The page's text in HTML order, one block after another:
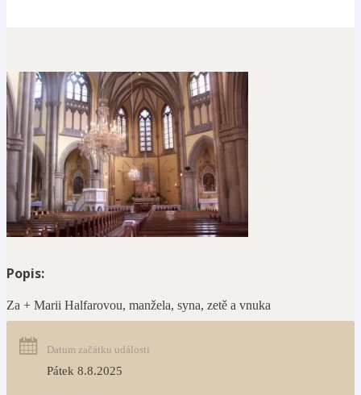
Popis:
Za + Marii Halfarovou, manžela, syna, zetě a vnuka
Datum začátku události
Pátek 8.8.2025